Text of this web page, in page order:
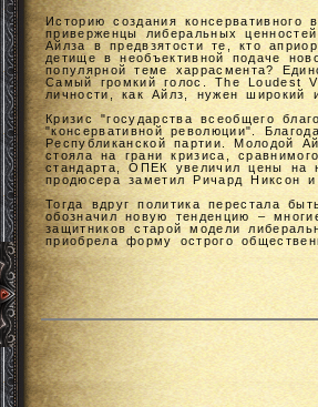
Историю создания консервативного
приверженцы либеральных
Айлза в предвзятости те, кто
детище в необъективной подаче
популярной теме харрасмента?
Самый громкий голос. The Loudest
личности, как Айлз, нужен широкий
Кризис "государства всеобщего
"консервативной революции".
Республиканской партии. Молодой
стояла на грани кризиса,
стандарта, ОПЕК увеличил цены на
продюсера заметил Ричард Никсон и
Тогда вдруг политика перестала
обозначил новую тенденцию –
защитников старой модели
приобрела форму острого